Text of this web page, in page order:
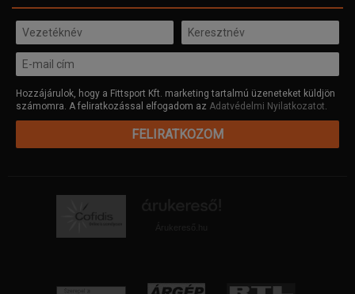
Hozzájárulok, hogy a Fittsport Kft. marketing tartalmú üzeneteket küldjön
számomra. A feliratkozással elfogadom az Adatvédelmi Nyilatkozatot.
FELIRATKOZOM